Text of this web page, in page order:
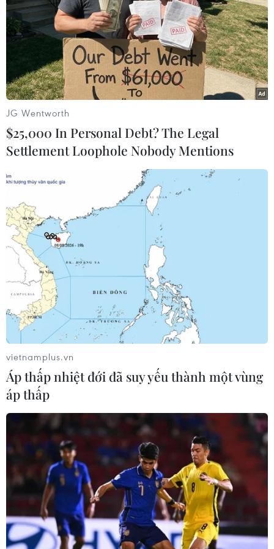
chênh lệch lãi suất và phí quản lý, vốn các
chương trình tín dụng hàng năm, cho vay các
nguồn vốn ưu tiên ưu đãi thời hạn dài, lãi suất
thấp để cải thiện cơ cấu nguồn vốn theo hướng
ổn định hơn.
Hộ nghèo, gia đình chính sách làm thủ tục vay vốn tại điểm giao
dịch xã De Ar, huyện Mang Jang, tỉnh Gia Lai. (Ảnh: Trần
Việt/TTXVN)
Cùng với đó, Ngân hàng Nhà nước Việt Nam đã
duy trì số dư tiền gửi 2% trên nguồn vốn huy
động tại Ngân hàng Chính sách Xã hội. Các địa
phương đã tập trung ưu tiên cân đối, bổ sung
nguồn vốn để thực hiện các chương trình, dự án
tín dụng chính sách xã hội.
Bên cạnh đó, Mặt trận Tổ quốc Việt Nam, các
đoàn thể xã hội cũng đã vận động sự đóng góp
của các tổ chức xã hội, doanh nghiệp; tổ chức
tuyên truyền, phổ biến đầy đủ, kịp thời các chủ
trương, chính sách của Đảng và Nhà nước về tín
dụng chính sách xã hội đến với các tầng lớp
JG Wentworth
$25,000 In Personal Debt? The Legal
Settlement Loophole Nobody Mentions
vietnamplus.vn
Áp thấp nhiệt đới đã suy yếu thành một vùng
áp thấp